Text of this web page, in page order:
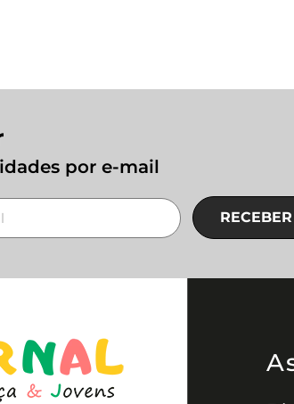
por e-mail
RECEBER